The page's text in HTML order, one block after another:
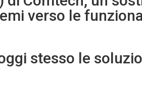
verso le
stesso le